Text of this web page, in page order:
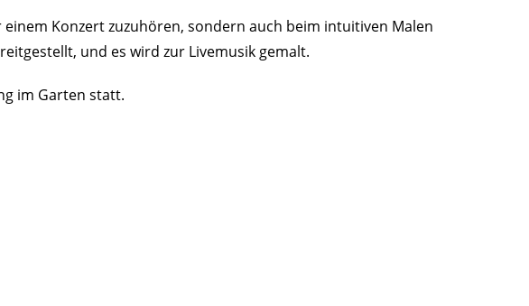
Konzert zuzuhören, sondern auch beim intuitiven Malen
und es wird zur Livemusik gemalt.
im Garten statt.